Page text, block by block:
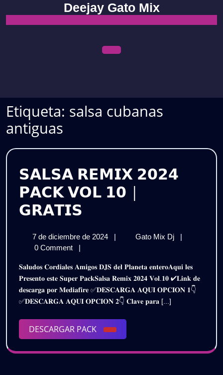
content
Deejay Gato Mix
Etiqueta: salsa cubanas
antiguas
𝗦𝗔𝗟𝗦𝗔 𝗥𝗘𝗠𝗜𝗫 𝟮𝟬𝟮𝟰
𝗣𝗔𝗖𝗞 𝗩𝗢𝗟 𝟭𝟬 |
𝗚𝗥𝗔𝗧𝗜𝗦
𝟮𝟬𝟮𝟰
𝗣𝗔𝗖𝗞
𝗩𝗢𝗟
𝟭𝟬
|
𝗚𝗥𝗔𝗧𝗜𝗦
7 de diciembre de 2024
de
2024
| Gato Mix Dj
𝗦𝗔𝗟𝗦𝗔
𝗣𝗔𝗖𝗞
𝗩𝗢𝗟
𝟭𝟬
|
0 Comment
|
𝐒𝐚𝐥𝐮𝐝𝐨𝐬 𝐂𝐨𝐫𝐝𝐢𝐚𝐥𝐞𝐬 𝐀𝐦𝐢𝐠𝐨𝐬 𝐃𝐉𝐒 𝐝𝐞𝐥 𝐏𝐥𝐚𝐧𝐞𝐭𝐚 𝐞𝐧𝐭𝐞𝐫𝐨𝐀𝐪𝐮𝐢 𝐥𝐞𝐬
𝐏𝐫𝐞𝐬𝐞𝐧𝐭𝐨 𝐞𝐬𝐭𝐞 𝐒𝐮𝐩𝐞𝐫 𝐏𝐚𝐜𝐤𝐒𝐚𝐥𝐬𝐚 𝐑𝐞𝐦𝐢𝐱 𝟐𝟎𝟐𝟒 𝐕𝐨𝐥.𝟏𝟎 ✔𝐋𝐢𝐧𝐤 𝐝𝐞
𝐝𝐞𝐬𝐜𝐚𝐫𝐠𝐚 𝐩𝐨𝐫 𝐌𝐞𝐝𝐢𝐚𝐟𝐢𝐫𝐞 ✅𝐃𝐄𝐒𝐂𝐀𝐑𝐆𝐀 𝐀𝐐𝐔𝐈 𝐎𝐏𝐂𝐈𝐎𝐍 𝟏👇
✅𝐃𝐄𝐒𝐂𝐀𝐑𝐆𝐀 𝐀𝐐𝐔𝐈 𝐎𝐏𝐂𝐈𝐎𝐍 𝟐👇 𝐂𝐥𝐚𝐯𝐞 𝐩𝐚𝐫𝐚 [...]
DESCARGAR PACK
DESCARGAR
PACK